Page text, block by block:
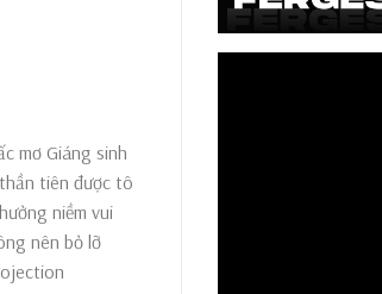
mơ Giáng sinh
tiên được tô
niềm vui
nên bỏ lỡ